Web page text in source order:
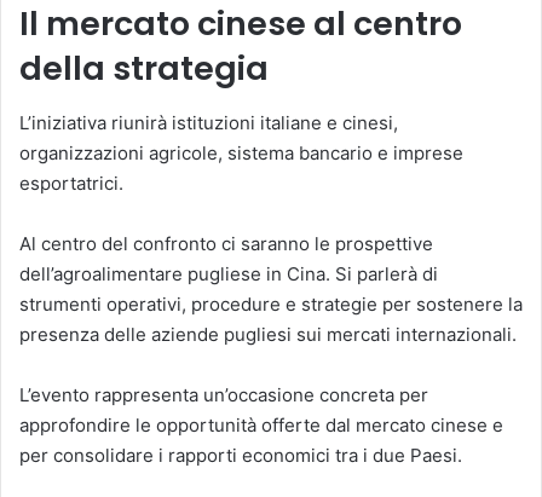
Il mercato cinese al centro
della strategia
L’iniziativa riunirà istituzioni italiane e cinesi,
organizzazioni agricole, sistema bancario e imprese
esportatrici.
Al centro del confronto ci saranno le prospettive
dell’agroalimentare pugliese in Cina. Si parlerà di
strumenti operativi, procedure e strategie per sostenere la
presenza delle aziende pugliesi sui mercati internazionali.
L’evento rappresenta un’occasione concreta per
approfondire le opportunità offerte dal mercato cinese e
per consolidare i rapporti economici tra i due Paesi.